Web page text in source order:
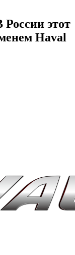
этот
Haval